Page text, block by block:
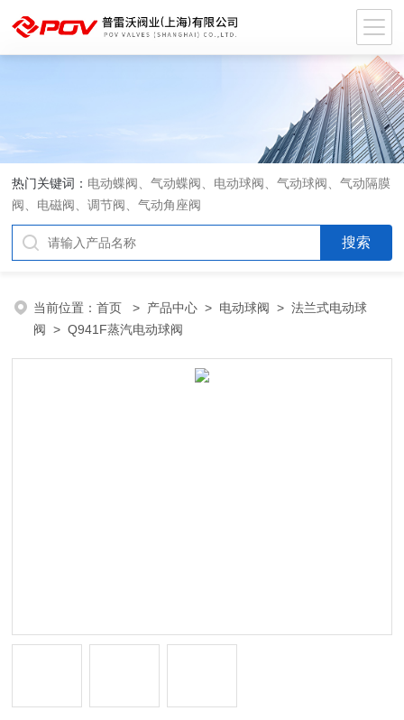
热门关键词： 电动蝶阀、气动蝶阀、电动球阀、气动球阀、气动隔膜
阀、电磁阀、调节阀、气动角座阀
当前位置：首页 > 产品中心 > 电动球阀 >法兰式电动球
阀 > Q941F蒸汽电动球阀